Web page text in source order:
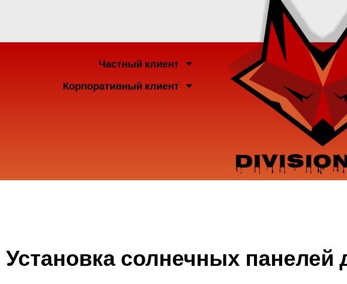
Частный клиент
Корпоративный клиент
Установка солнечных панелей